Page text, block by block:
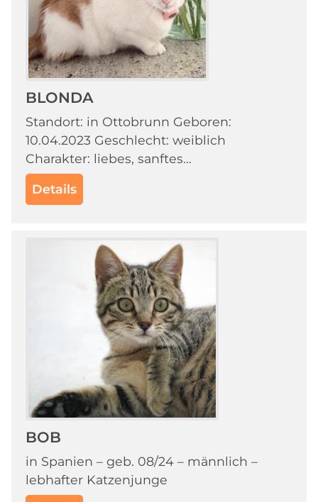
BLONDA
Standort: in Ottobrunn Geboren:
10.04.2023 Geschlecht: weiblich
Charakter: liebes, sanftes...
Details
BOB
in Spanien – geb. 08/24 – männlich –
lebhafter Katzenjunge